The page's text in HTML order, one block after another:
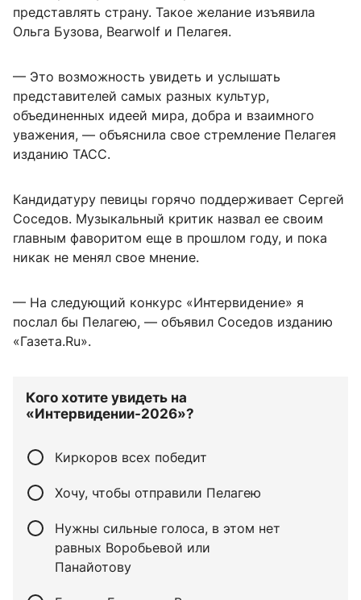
представлять страну. Такое желание изъявила
Ольга Бузова, Bearwolf и Пелагея.
— Это возможность увидеть и услышать
представителей самых разных культур,
объединенных идеей мира, добра и взаимного
уважения, — объяснила свое стремление Пелагея
изданию ТАСС.
Кандидатуру певицы горячо поддерживает Сергей
Соседов. Музыкальный критик назвал ее своим
главным фаворитом еще в прошлом году, и пока
никак не менял свое мнение.
— На следующий конкурс «Интервидение» я
послал бы Пелагею, — объявил Соседов изданию
«Газета.Ru».
Кого хотите увидеть на
«Интервидении-2026»?
Киркоров всех победит
Хочу, чтобы отправили Пелагею
Нужны сильные голоса, в этом нет
равных Воробьевой или
Панайотову